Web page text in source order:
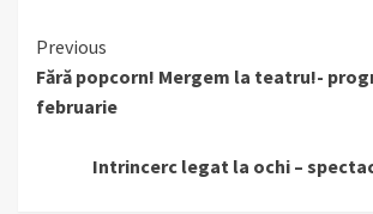
Continue
Reading
Previous
Fără popcorn! Mergem la teatru!-
februarie
Intrincerc legat la ochi –